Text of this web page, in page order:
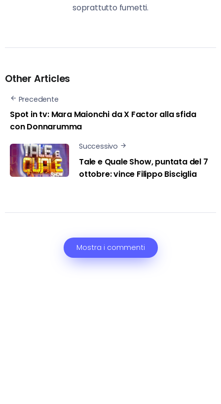
soprattutto fumetti.
Other Articles
Precedente
Spot in tv: Mara Maionchi da X Factor alla sfida
con Donnarumma
Successivo
Tale e Quale Show, puntata del 7
ottobre: vince Filippo Bisciglia
Mostra i commenti